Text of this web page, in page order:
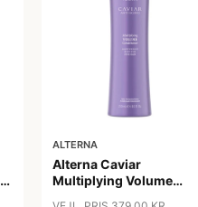
ALTERNA
Alterna Caviar
Multiplying Volume